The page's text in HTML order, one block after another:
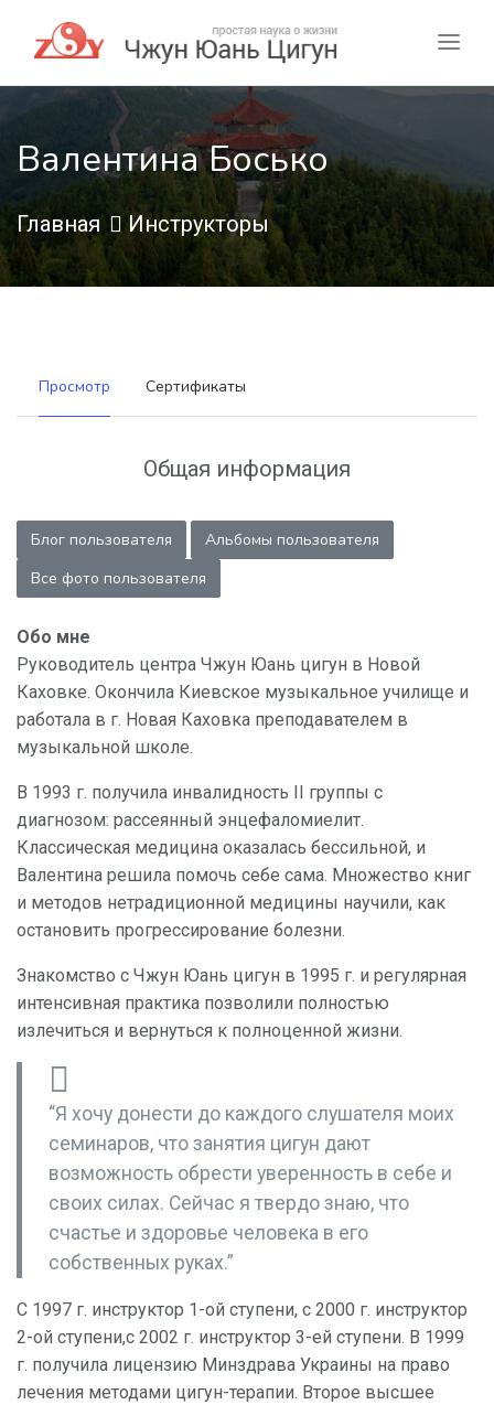
Валентина Босько
Главная Инструкторы
Просмотр Сертификаты
Общая информация
Блог пользователя
Альбомы пользователя
Все фото пользователя
Обо мне
Руководитель центра Чжун Юань цигун в Новой
Каховке. Окончила Киевское музыкальное училище и
работала в г. Новая Каховка преподавателем в
музыкальной школе.
В 1993 г. получила инвалидность II группы с
диагнозом: рассеянный энцефаломиелит.
Классическая медицина оказалась бессильной, и
Валентина решила помочь себе сама. Множество книг
и методов нетрадиционной медицины научили, как
остановить прогрессирование болезни.
Знакомство с Чжун Юань цигун в 1995 г. и регулярная
интенсивная практика позволили полностью
излечиться и вернуться к полноценной жизни.
“Я хочу донести до каждого слушателя моих
семинаров, что занятия цигун дают
возможность обрести уверенность в себе и
своих силах. Сейчас я твердо знаю, что
счастье и здоровье человека в его
собственных руках.”
С 1997 г. инструктор 1-ой ступени, с 2000 г. инструктор
2-ой ступени,с 2002 г. инструктор 3-ей ступени. В 1999
г. получила лицензию Минздрава Украины на право
лечения методами цигун-терапии. Второе высшее